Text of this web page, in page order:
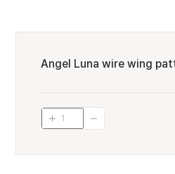
Angel Luna wire wing